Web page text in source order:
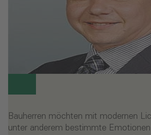
Bauherren möchten mit modernen
unter anderem bestimmte